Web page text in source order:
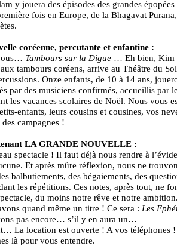
y jouera des épisodes des grandes
fois en Europe, de la Bhagavat
coréenne, percutante et enfantine :
Tambours sur la Digue… Eh bien, Kim
tambours coréens, arrive au Théâtre du
Onze enfants, de 10 à 14 ans,
par des musiciens confirmés, accueillis par
les vacances scolaires de Noël. Nous vous
enfants, leurs cousins et cousines, vos
campagnes !
LA GRANDE NOUVELLE :
spectacle ! Il faut déjà nous rendre à
Et après mûre réflexion, nous ne
balbutiements, des bégaiements, des
les répétitions. Ces notes, après tout, ne
du moins notre rêve et notre ambition.
quand même un titre ! Ce sera : Les
pas encore… s’il y en aura un…
La location est ouverte ! A vos téléphones !
là pour vous entendre.